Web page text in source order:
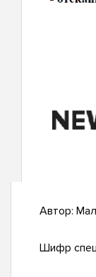
Автор:
Шифр